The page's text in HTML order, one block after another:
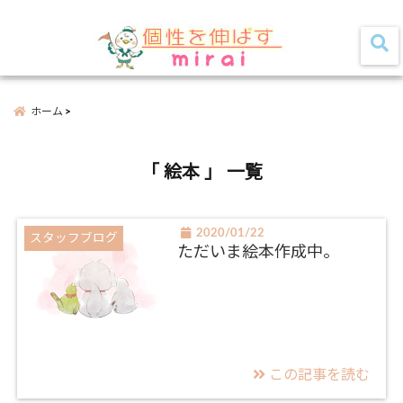
ホーム
「 絵本 」 一覧
スタッフブログ 2020/01/22
ただいま絵本作成中。
この記事を読む